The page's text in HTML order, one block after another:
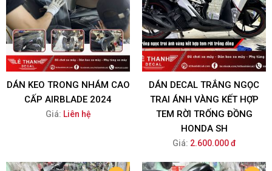
DÁN KEO TRONG NHÁM CAO
CẤP AIRBLADE 2024
Giá: Liên hệ
DÁN DECAL TRẮNG NGỌC
TRAI ÁNH VÀNG KẾT HỢP
TEM RỜI TRỐNG ĐỒNG
HONDA SH
Giá: 2.600.000 đ